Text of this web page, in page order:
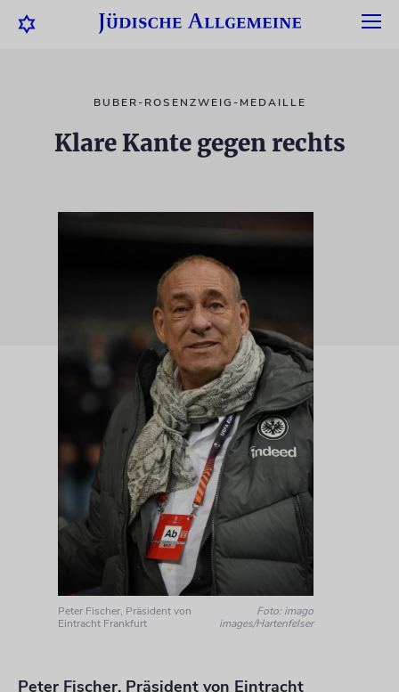
BUBER-ROSENZWEIG-MEDAILLE
Klare Kante gegen rechts
Peter Fischer, Präsident von
Eintracht Frankfurt
Foto: imago
images/Hartenfelser
Peter Fischer, Präsident von Eintracht